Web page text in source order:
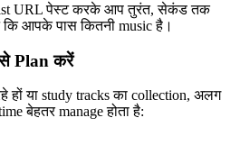
URL पेस्ट करके आप तुरंत, सेकंड तक
आपके पास कितनी music है।
से Plan करें
हों या study tracks का collection, अलग
बेहतर manage होता है: